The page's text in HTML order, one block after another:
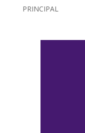
PRINCIPAL